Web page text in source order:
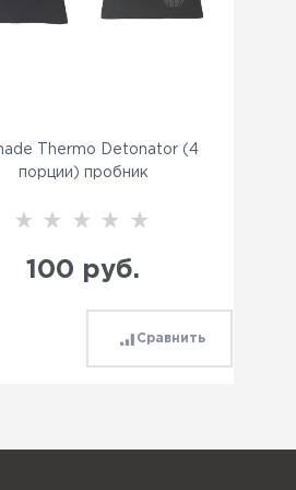
Thermo Detonator (4
порции) пробник
100 руб.
Сравнить